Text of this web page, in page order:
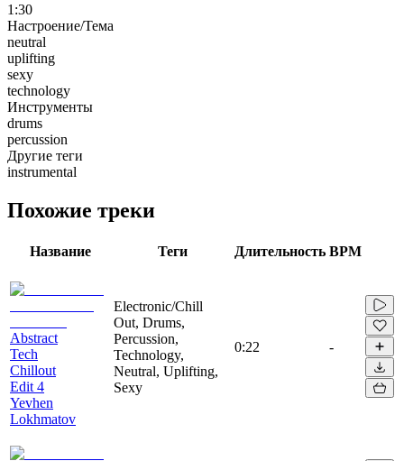
1:30
Настроение/Тема
neutral
uplifting
sexy
technology
Инструменты
drums
percussion
Другие теги
instrumental
Похожие треки
Название Теги Длительность BPM
Abstract
Tech
Chillout
Edit 4
Yevhen
Lokhmatov
Electronic/Chill
Out, Drums,
Percussion,
Technology,
Neutral, Uplifting,
Sexy
0:22 -